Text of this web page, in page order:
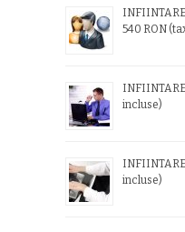
540 RON
incluse)
incluse)